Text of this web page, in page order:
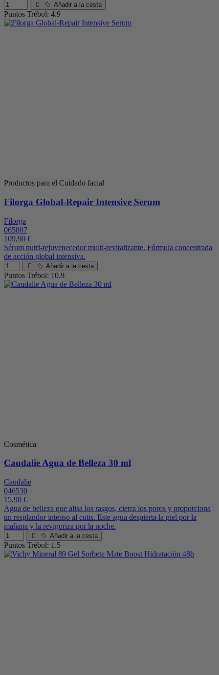
Añadir a la cesta
Puntos Trébol: 4.9
Productos para el Cuidado facial
Filorga Global-Repair Intensive Serum
Filorga
065807
109,90 €
Sérum nutri-rejuvenecedor multi-revitalizante. Fórmula concentrada
de acción global intensiva.
Añadir a la cesta
Puntos Trébol: 10.9
Cosmética
Caudalie Agua de Belleza 30 ml
Caudalie
046530
15,90 €
Agua de belleza que alisa los rasgos, cierra los poros y proporciona
un resplandor intenso al cutis. Este agua despierta la piel por la
mañana y la revigoriza por la noche.
Añadir a la cesta
Puntos Trébol: 1.5